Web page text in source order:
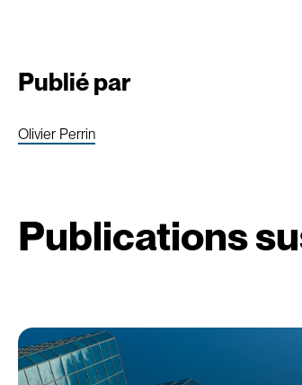
Publié par
Olivier Perrin
Publications